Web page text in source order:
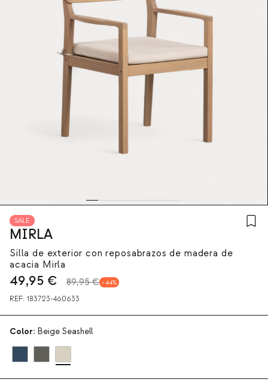
SALE
MIRLA
Silla de exterior con reposabrazos de madera de
acacia Mirla
49,95 € 89,95 € 44
REF: 183723-460633
Color: Beige Seashell